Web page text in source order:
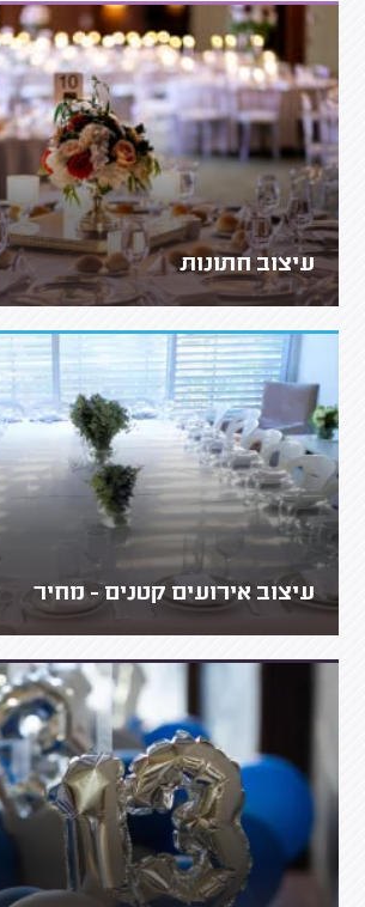
עיצוב חתונות
עיצוב אירועים קטנים - מחיר